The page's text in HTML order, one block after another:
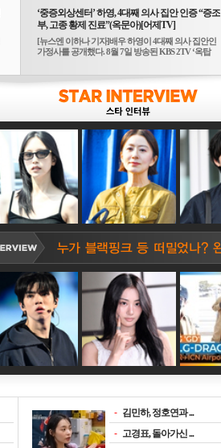
‘중증외상센터’ 하영, 4대째 의사 집안 인증 “증조
부, 고종 황제 진료”(옥문아)[어제TV]
[뉴스엔 이하나 기자]배우 하영이 4대째 의사 집안인
가정사를 공개했다. 8월 7일 방송된 KBS 2TV ‘옥탑
- 김민하, 정호연과 ...
- 고경표, 돌아가신 ...